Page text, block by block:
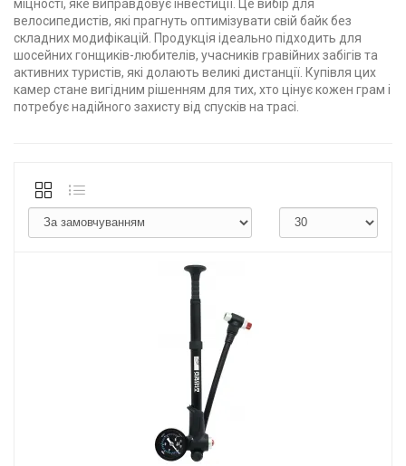
міцності, яке виправдовує інвестиції. Це вибір для
велосипедистів, які прагнуть оптимізувати свій байк без
складних модифікацій. Продукція ідеально підходить для
шосейних гонщиків-любителів, учасників гравійних забігів та
активних туристів, які долають великі дистанції. Купівля цих
камер стане вигідним рішенням для тих, хто цінує кожен грам і
потребує надійного захисту від спусків на трасі.